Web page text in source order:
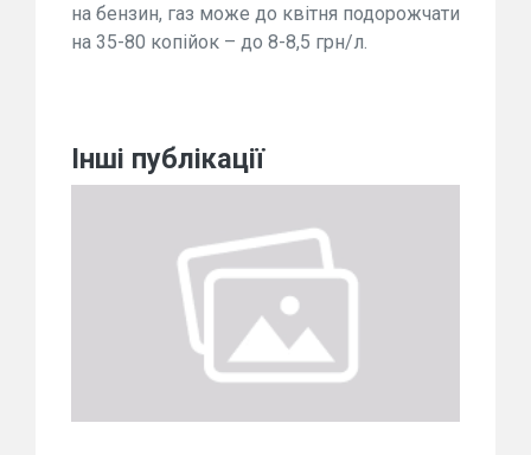
на бензин, газ може до квітня подорожчати
на 35-80 копійок – до 8-8,5 грн/л.
Інші публікації